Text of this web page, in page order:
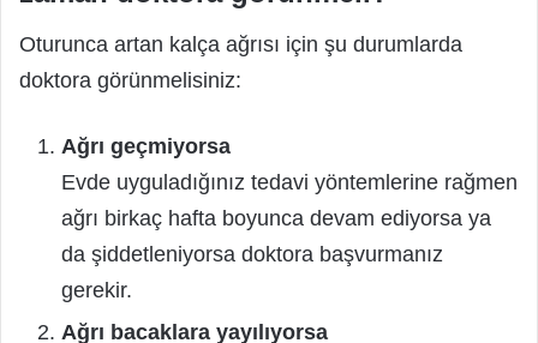
Oturunca artan kalça ağrısı için şu durumlarda
doktora görünmelisiniz:
Ağrı geçmiyorsa
Evde uyguladığınız tedavi yöntemlerine rağmen
ağrı birkaç hafta boyunca devam ediyorsa ya
da şiddetleniyorsa doktora başvurmanız
gerekir.
Ağrı bacaklara yayılıyorsa